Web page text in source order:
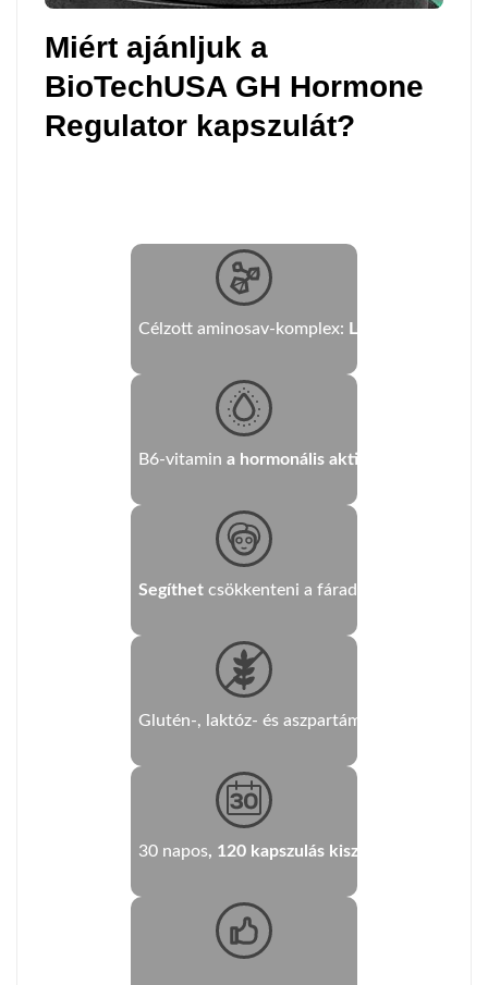
Miért ajánljuk a
BioTechUSA GH Hormone
Regulator kapszulát?
Célzott aminosav-komplex: L-arginin, L-
B6-vitamin a hormonális aktivitás és
Segíthet csökkenteni a fáradtságérzetet
Glutén-, laktóz- és aszpartámmentes
30 napos, 120 kapszulás kiszerelés